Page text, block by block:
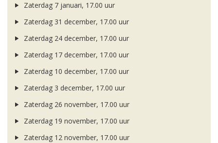
Zaterdag 7 januari, 17.00 uur
Zaterdag 31 december, 17.00 uur
Zaterdag 24 december, 17.00 uur
Zaterdag 17 december, 17.00 uur
Zaterdag 10 december, 17.00 uur
Zaterdag 3 december, 17.00 uur
Zaterdag 26 november, 17.00 uur
Zaterdag 19 november, 17.00 uur
Zaterdag 12 november, 17.00 uur